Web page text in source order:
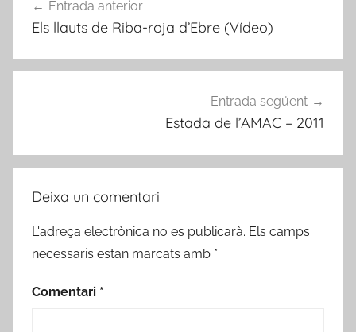
d'entrades
Entrada anterior
Els llauts de Riba-roja d’Ebre (Vídeo)
Entrada següent
Estada de l’AMAC – 2011
Deixa un comentari
L'adreça electrònica no es publicarà. Els camps
necessaris estan marcats amb *
Comentari *